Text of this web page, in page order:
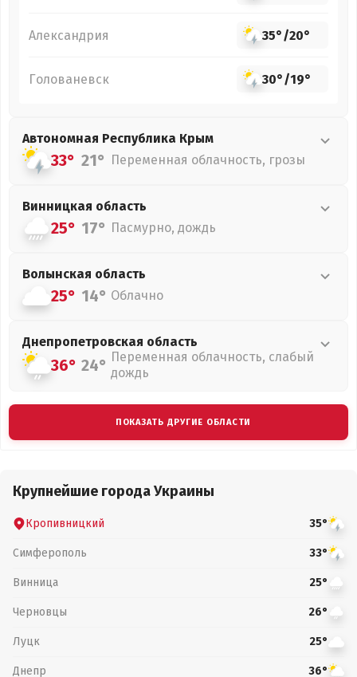
Александрия 35°/20°
Голованевск 30°/19°
Автономная Республика Крым
33° 21° Переменная облачность, грозы
Винницкая область
25° 17° Пасмурно, дождь
Волынская область
25° 14° Облачно
Днепропетровская область
36° 24° Переменная облачность, слабый
дождь
ПОКАЗАТЬ ДРУГИЕ ОБЛАСТИ
Крупнейшие города Украины
Кропивницкий 35°
Симферополь 33°
Винница 25°
Черновцы 26°
Луцк 25°
Днепр 36°